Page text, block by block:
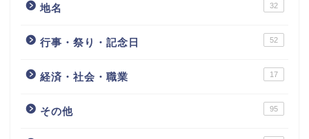
地名 32
行事・祭り・記念日 52
経済・社会・職業 17
その他 95